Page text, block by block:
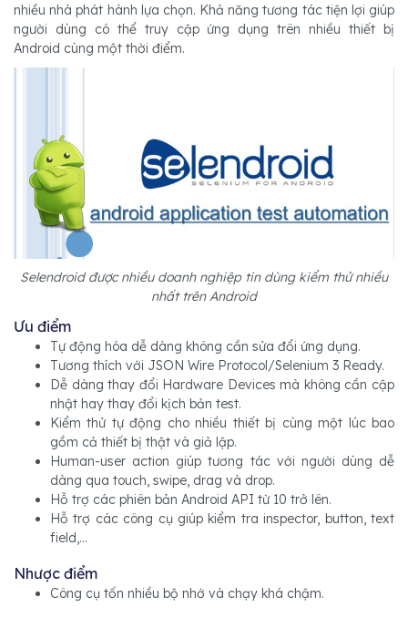
nhiều nhà phát hành lựa chọn. Khả năng tương tác tiện lợi giúp
người dùng có thể truy cập ứng dụng trên nhiều thiết bị
Android cùng một thời điểm.
Selendroid được nhiều doanh nghiệp tin dùng kiểm thử nhiều
nhất trên Android
Ưu điểm
Tự động hóa dễ dàng không cần sửa đổi ứng dụng.
Tương thích với JSON Wire Protocol/Selenium 3 Ready.
Dễ dàng thay đổi Hardware Devices mà không cần cập
nhật hay thay đổi kịch bản test.
Kiểm thử tự động cho nhiều thiết bị cùng một lúc bao
gồm cả thiết bị thật và giả lập.
Human-user action giúp tương tác với người dùng dễ
dàng qua touch, swipe, drag và drop.
Hỗ trợ các phiên bản Android API từ 10 trở lên.
Hỗ trợ các công cụ giúp kiểm tra inspector, button, text
field,...
Nhược điểm
Công cụ tốn nhiều bộ nhớ và chạy khá chậm.